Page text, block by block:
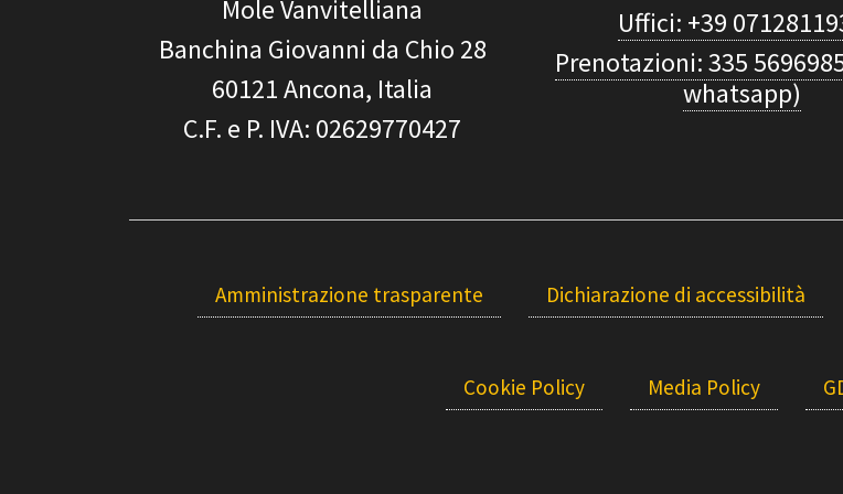
Mole Vanvitelliana
Banchina Giovanni da Chio 28
60121Ancona, Italia
C.F. e P. IVA: 02629770427
Uffici: +39
Prenotazioni: 335
whatsapp)
Amministrazione trasparente Dichiarazione di accessibilità
Cookie Policy Media Policy